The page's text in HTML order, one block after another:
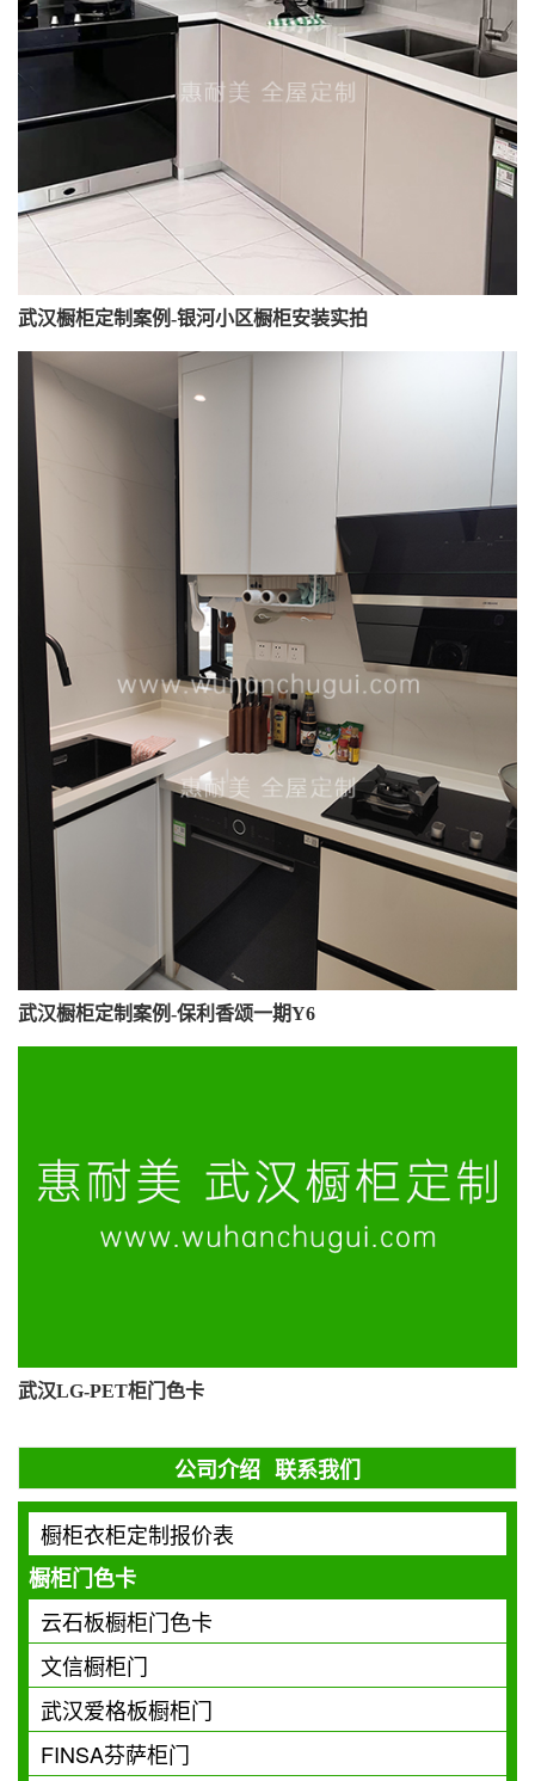
武汉橱柜定制案例-银河小区橱柜安装实拍
武汉橱柜定制案例-保利香颂一期Y6
武汉LG-PET柜门色卡
公司介绍 联系我们
橱柜衣柜定制报价表
橱柜门色卡
云石板橱柜门色卡
文信橱柜门
武汉爱格板橱柜门
FINSA芬萨柜门